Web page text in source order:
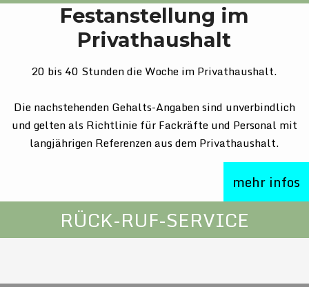
Festanstellung im
Privathaushalt
20 bis 40 Stunden die Woche im Privathaushalt.
Die nachstehenden Gehalts-Angaben sind unverbindlich
und gelten als Richtlinie für Fackräfte und Personal mit
langjährigen Referenzen aus dem Privathaushalt.
mehr infos
RÜCK-RUF-SERVICE